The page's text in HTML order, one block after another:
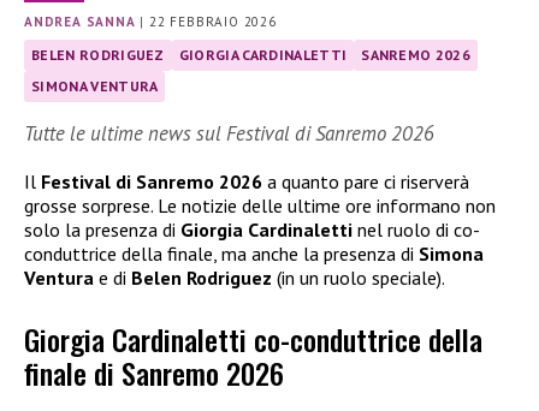
ANDREA SANNA | 22 FEBBRAIO 2026
BELEN RODRIGUEZ GIORGIA CARDINALETTI
SANREMO 2026
SIMONA VENTURA
Tutte le ultime news sul Festival di Sanremo 2026
Il Festival di Sanremo 2026 a quanto pare ci riserverà
grosse sorprese. Le notizie delle ultime ore informano non
solo la presenza di Giorgia Cardinaletti nel ruolo di co-
conduttrice della finale, ma anche la presenza di Simona
Ventura e di Belen Rodriguez (in un ruolo speciale).
Giorgia Cardinaletti co-conduttrice della
finale di Sanremo 2026